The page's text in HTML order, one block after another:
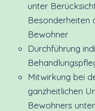
unter
Besonderheiten
Bewohner
Durchführung
Mitwirkung bei
ganzheitlichen
Bewohners